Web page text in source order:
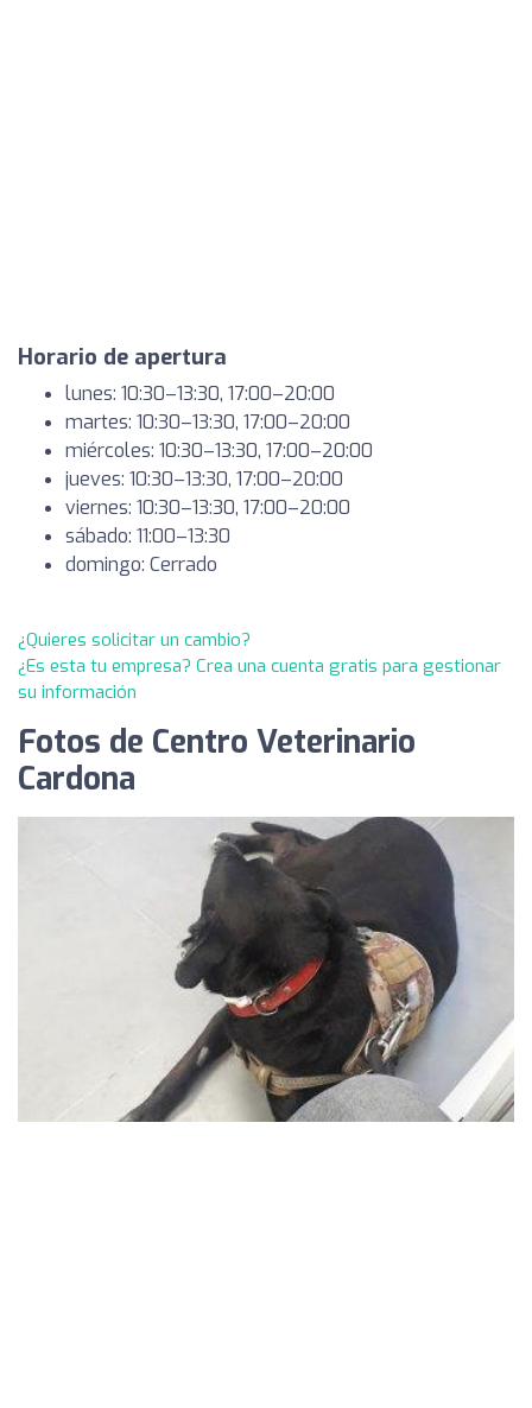
Horario de apertura
lunes: 10:30–13:30, 17:00–20:00
martes: 10:30–13:30, 17:00–20:00
miércoles: 10:30–13:30, 17:00–20:00
jueves: 10:30–13:30, 17:00–20:00
viernes: 10:30–13:30, 17:00–20:00
sábado: 11:00–13:30
domingo: Cerrado
¿Quieres solicitar un cambio?
¿Es esta tu empresa? Crea una cuenta gratis para gestionar
su información
Fotos de Centro Veterinario
Cardona